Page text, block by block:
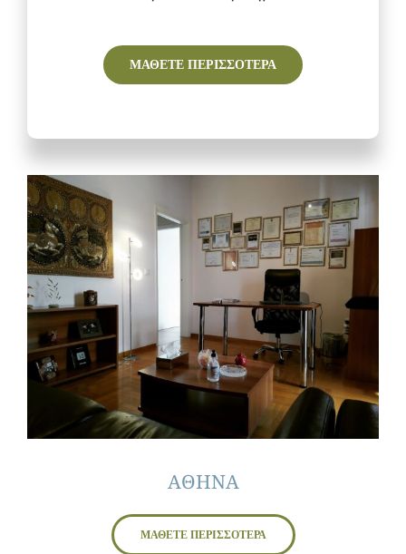
ΜΑΘΕΤΕ ΠΕΡΙΣΣΟΤΕΡΑ
ΑΘΗΝΑ
ΜΑΘΕΤΕ ΠΕΡΙΣΣΟΤΕΡΑ